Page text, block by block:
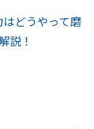
はどうやって磨
説！